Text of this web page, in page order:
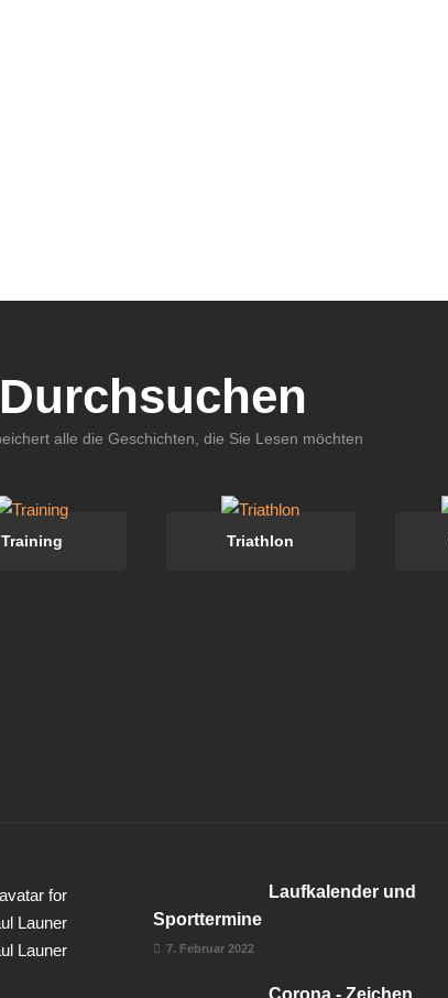
Durchsuchen
alle die Geschichten, die Sie Lesen möchten
Training Triathlon
Launer
Laufkalender und
Sporttermine
7. Februar 2022
Corona - Zeichen